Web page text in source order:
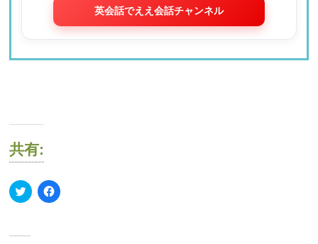
英会話でええ会話チャンネル
共有:
ク
リ
て
Facebook
で